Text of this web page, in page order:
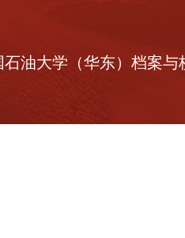
油大学（华东）档案与